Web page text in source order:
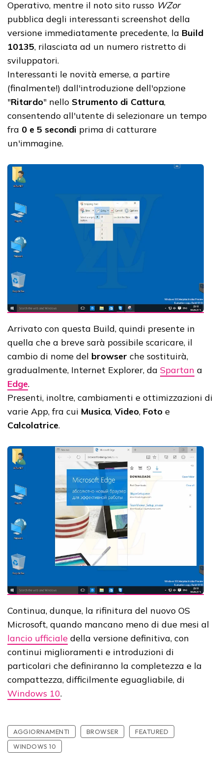
Operativo, mentre il noto sito russo WZor
pubblica degli interessanti screenshot della
versione immediatamente precedente, la Build
10135, rilasciata ad un numero ristretto di
sviluppatori.
Interessanti le novità emerse, a partire
(finalmente!) dall'introduzione dell'opzione
"Ritardo" nello Strumento di Cattura,
consentendo all'utente di selezionare un tempo
fra 0 e 5 secondi prima di catturare
un'immagine.
Arrivato con questa Build, quindi presente in
quella che a breve sarà possibile scaricare, il
cambio di nome del browser che sostituirà,
gradualmente, Internet Explorer, da Spartan a
Edge.
Presenti, inoltre, cambiamenti e ottimizzazioni di
varie App, fra cui Musica, Video, Foto e
Calcolatrice.
Continua, dunque, la rifinitura del nuovo OS
Microsoft, quando mancano meno di due mesi al
lancio ufficiale della versione definitiva, con
continui miglioramenti e introduzioni di
particolari che definiranno la completezza e la
compattezza, difficilmente eguagliabile, di
Windows 10.
AGGIORNAMENTI BROWSER
FEATURED
WINDOWS 10